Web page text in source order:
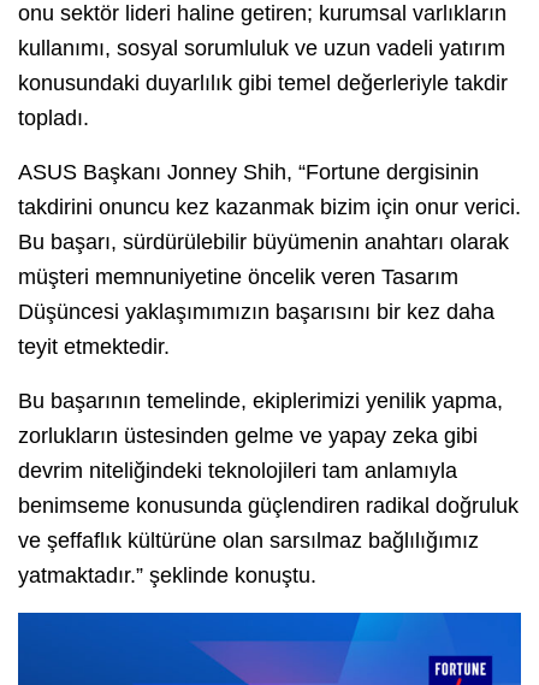
onu sektör lideri haline getiren; kurumsal varlıkların
kullanımı, sosyal sorumluluk ve uzun vadeli yatırım
konusundaki duyarlılık gibi temel değerleriyle takdir
topladı.
ASUS Başkanı Jonney Shih, “Fortune dergisinin
takdirini onuncu kez kazanmak bizim için onur verici.
Bu başarı, sürdürülebilir büyümenin anahtarı olarak
müşteri memnuniyetine öncelik veren Tasarım
Düşüncesi yaklaşımımızın başarısını bir kez daha
teyit etmektedir.
Bu başarının temelinde, ekiplerimizi yenilik yapma,
zorlukların üstesinden gelme ve yapay zeka gibi
devrim niteliğindeki teknolojileri tam anlamıyla
benimseme konusunda güçlendiren radikal doğruluk
ve şeffaflık kültürüne olan sarsılmaz bağlılığımız
yatmaktadır.” şeklinde konuştu.